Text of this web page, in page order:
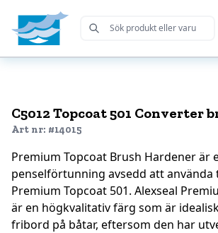
Home Submit Search
C5012 Topcoat 501 Converter
Art nr: #14015
Premium Topcoat Brush Hardener är
penselförtunning avsedd att använda
Premium Topcoat 501. Alexseal
är en högkvalitativ färg som är
fribord på båtar, eftersom den har